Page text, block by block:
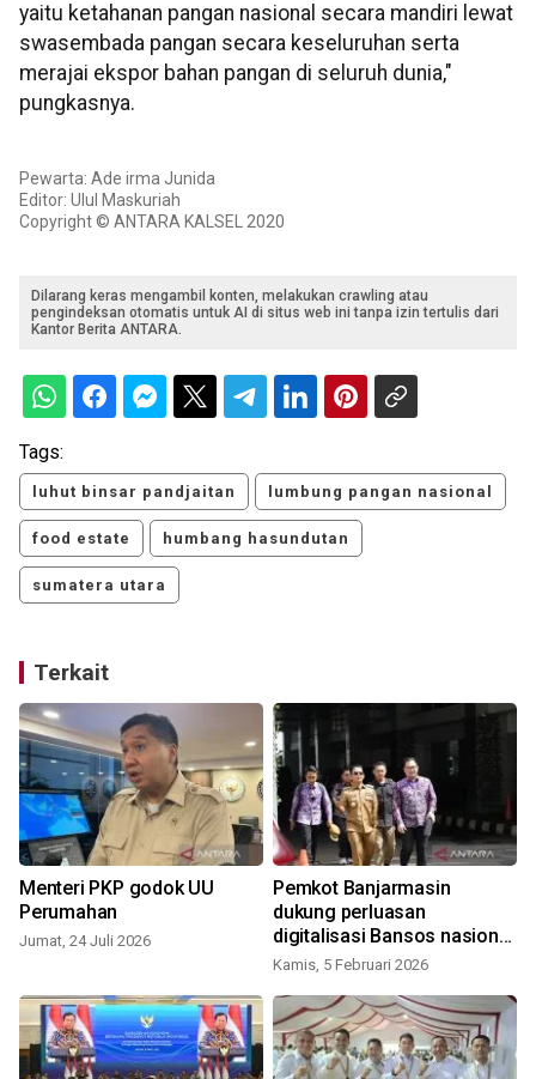
yaitu ketahanan pangan nasional secara mandiri lewat
swasembada pangan secara keseluruhan serta
merajai ekspor bahan pangan di seluruh dunia,"
pungkasnya.
Pewarta: Ade irma Junida
Editor: Ulul Maskuriah
Copyright © ANTARA KALSEL 2020
Dilarang keras mengambil konten, melakukan crawling atau
pengindeksan otomatis untuk AI di situs web ini tanpa izin tertulis dari
Kantor Berita ANTARA.
Tags:
luhut binsar pandjaitan lumbung pangan nasional
food estate humbang hasundutan
sumatera utara
Terkait
Menteri PKP godok UU
Perumahan
Jumat, 24 Juli 2026
Pemkot Banjarmasin
dukung perluasan
digitalisasi Bansos nasional
2026
Kamis, 5 Februari 2026